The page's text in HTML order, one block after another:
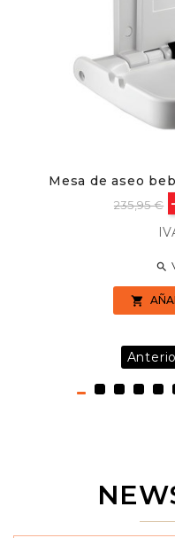
Mesa de aseo
Precio
235,95 €

